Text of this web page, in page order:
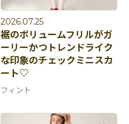
2026.07.25
裾のボリュームフリルがガ
ーリーかつトレンドライク
な印象のチェックミニスカ
ート♡
フィント